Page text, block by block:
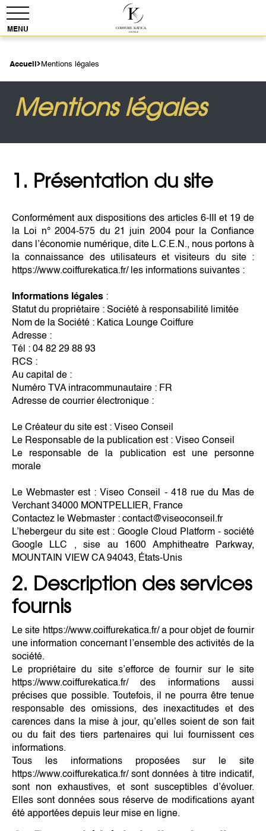
Accueil Mentions légales
Mentions légales
1. Présentation du site
Conformément aux dispositions des articles 6-III et 19 de
la Loi n° 2004-575 du 21 juin 2004 pour la Confiance
dans l’économie numérique, dite L.C.E.N., nous portons à
la connaissance des utilisateurs et visiteurs du site :
https://www.coiffurekatica.fr/ les informations suivantes :
Informations légales :
Statut du propriétaire : Société à responsabilité limitée
Nom de la Société : Katica Lounge Coiffure
Adresse :
Tél : 04 82 29 88 93
RCS :
Au capital de :
Numéro TVA intracommunautaire : FR
Adresse de courrier électronique :
Le Créateur du site est : Viseo Conseil
Le Responsable de la publication est : Viseo Conseil
Le responsable de la publication est une personne
morale
Le Webmaster est : Viseo Conseil - 418 rue du Mas de
Verchant 34000 MONTPELLIER, France
Contactez le Webmaster : contact@viseoconseil.fr
L’hebergeur du site est : Google Cloud Platform - société
Google LLC , sise au 1600 Amphitheatre Parkway,
MOUNTAIN VIEW CA 94043, États-Unis
2. Description des services
fournis
Le site https://www.coiffurekatica.fr/ a pour objet de fournir
une information concernant l’ensemble des activités de la
société.
Le propriétaire du site s’efforce de fournir sur le site
https://www.coiffurekatica.fr/ des informations aussi
précises que possible. Toutefois, il ne pourra être tenue
responsable des omissions, des inexactitudes et des
carences dans la mise à jour, qu’elles soient de son fait
ou du fait des tiers partenaires qui lui fournissent ces
informations.
Tous les informations proposées sur le site
https://www.coiffurekatica.fr/ sont données à titre indicatif,
sont non exhaustives, et sont susceptibles d’évoluer.
Elles sont données sous réserve de modifications ayant
été apportées depuis leur mise en ligne.